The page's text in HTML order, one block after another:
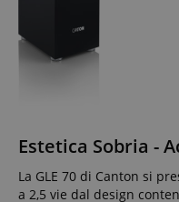
Estetica Sobria -
La GLE 70 di Canton si
a 2,5 vie dal design